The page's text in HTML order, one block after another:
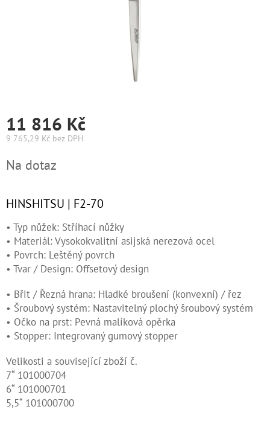
Hinshitsu
K-
Olaplex
Pomůcky
O
nás
Kontakty
Měna
(CZK)
Přihlášení
11 816 Kč
9 765,29 Kč bez DPH
cena:
Na dotaz
HINSHITSU | F2-70
• Typ nůžek: Stříhací nůžky
• Materiál: Vysokokvalitní asijská nerezová ocel
• Povrch: Leštěný povrch
• Tvar / Design: Offsetový design
• Břit / Řezná hrana: Hladké broušení (konvexní) / řez
• Šroubový systém: Nastavitelný plochý šroubový systém
• Očko na prst: Pevná malíková opěrka
• Stopper: Integrovaný gumový stopper
Velikosti a související zboží č.
7“ 101000704
6“ 101000701
5,5“ 101000700